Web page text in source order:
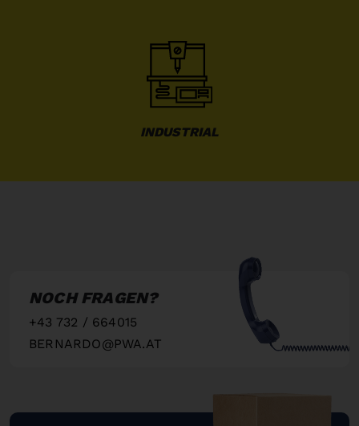
INDUSTRIAL
NOCH FRAGEN?
+43 732 / 664015
BERNARDO@PWA.AT